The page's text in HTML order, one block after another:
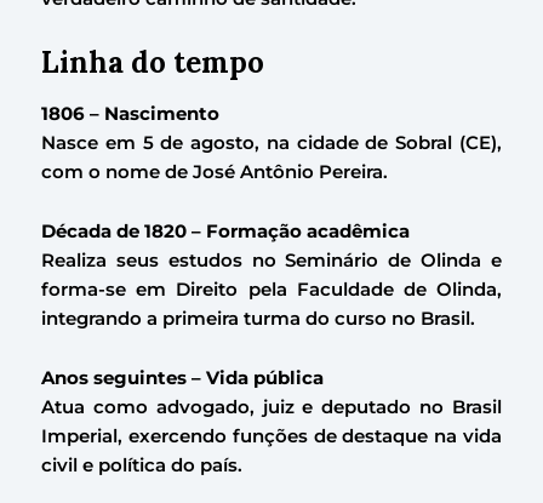
Linha do tempo
1806 – Nascimento
Nasce em 5 de agosto, na cidade de Sobral (CE),
com o nome de José Antônio Pereira.
Década de 1820 – Formação acadêmica
Realiza seus estudos no Seminário de Olinda e
forma-se em Direito pela Faculdade de Olinda,
integrando a primeira turma do curso no Brasil.
Anos seguintes – Vida pública
Atua como advogado, juiz e deputado no Brasil
Imperial, exercendo funções de destaque na vida
civil e política do país.